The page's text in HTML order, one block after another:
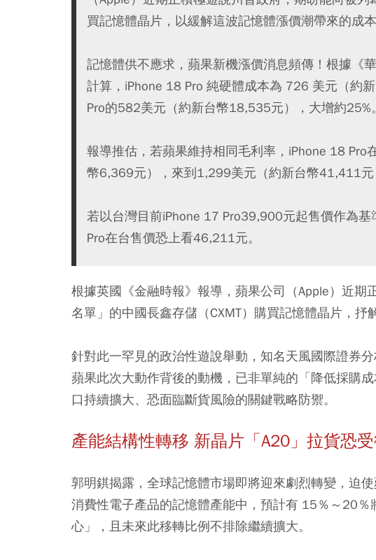
買記憶體晶片，以緩解這波記憶體漲價潮帶來的成本
記憶體供不應求，蘋果新機漲價消息頻傳！根據《
計算，iPhone 18 Pro 純硬體成本為 726 美元（約
Pro的582美元（約新台幣18,535元），大增約25%。
報導推估，若蘋果維持相同毛利率，iPhone 18
幣6,369元），來到1,299美元（約新台幣41,411元
若以台灣目前iPhone 17 Pro39,900元起售價作為
Pro在台售價恐上看46,211元。
根據英國《金融時報》報導，蘋果公司（Apple）近
名單」的中國長鑫存儲（CXMT）購買記憶體晶片，抒
針對此一罕見的政治性遊說舉動，知名天風國際證券
蘋果此次大動作背後的動機，已非單純的「降低採購
口持續擴大、恐面臨斷貨風險的關鍵戰略防禦。
產能結構性轉移 新晶片「A20」拉貨恐
郭明錤揭露，全球記憶體市場即將迎來劇烈轉變，迫
消費性電子產品的記憶體產能中，預計有 15％～20
心」，且未來此移轉比例不排除繼續擴大。